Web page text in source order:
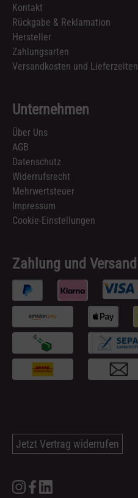
Kontakt
Rückgabe & Reklamation
Hersteller
Zahlungsarten
Versandkosten und Lieferzeiten
Unternehmen
Über Uns
AGB
Datenschutz
Widerrufsrecht
Mehrwertsteuer
Impressum
Cookie-Einstellungen
Zahlung und Versand
Jetzt Vertrag widerrufen